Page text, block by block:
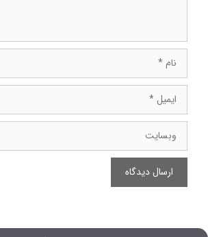
ایمیل
وبسایت